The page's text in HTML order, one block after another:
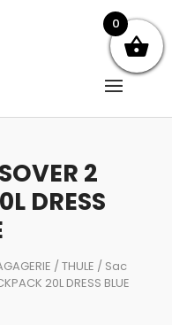
2
DRESS
/THULE / Sac
20L DRESS BLUE
0